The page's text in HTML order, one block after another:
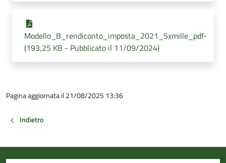
Modello_B_rendiconto_imposta_2021_5xmille_pdf-
(193,25 KB - Pubblicato il 11/09/2024)
Pagina aggiornata il 21/08/2025 13:36
Indietro